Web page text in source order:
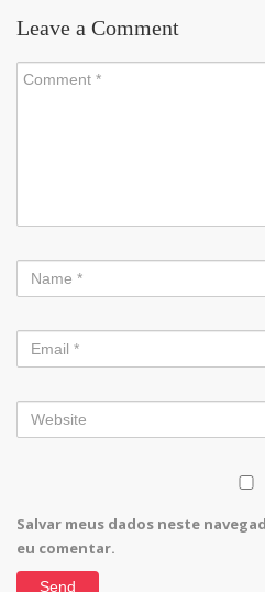
Leave a Comment
Salvar meus dados neste
eu comentar.